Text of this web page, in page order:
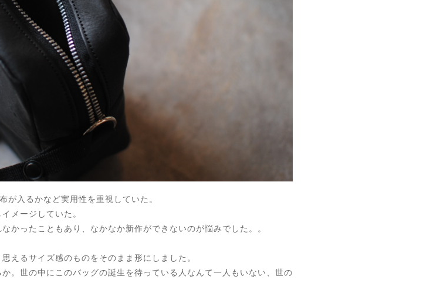
が入るかなど実用性を重視していた。
メージしていた。
かったこともあり、なかなか新作ができないのが悩みでした。。
えるサイズ感のものをそのまま形にしました。
。世の中にこのバッグの誕生を待っている人なんて一人もいない、世の